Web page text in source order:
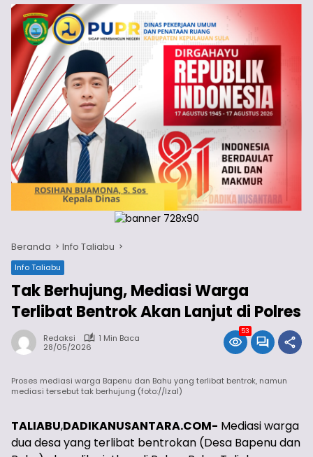
Beranda Info Taliabu
Info Taliabu
Tak Berhujung, Mediasi Warga
Terlibat Bentrok Akan Lanjut di Polres
Redaksi
1 Min Baca
28/05/2026
53
Proses mediasi warga Bapenu dan Bahu yang terlibat bentrok, namun
mediasi tersebut tak berhujung (foto://Izal)
TALIABU,DADIKANUSANTARA.COM- Mediasi warga
dua desa yang terlibat bentrokan (Desa Bapenu dan